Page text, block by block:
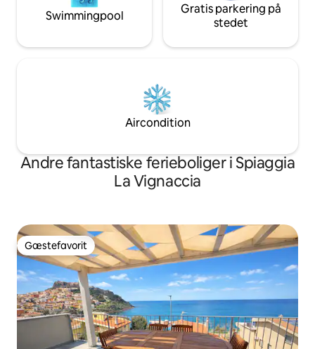
Swimmingpool
Gratis parkering på
stedet
Aircondition
Andre fantastiske ferieboliger i Spiaggia
La Vignaccia
Gæstefavorit
Gæstefavorit